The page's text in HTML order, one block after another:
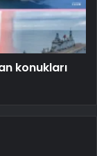
konukları